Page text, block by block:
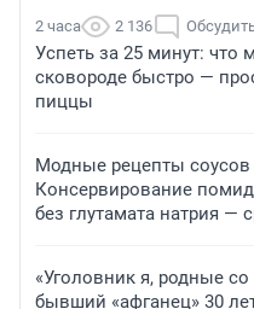
2 часа 2 136
Успеть за 25 минут: что
сковороде быстро —
пиццы
Модные рецепты
Консервирование
без глутамата натрия —
«Уголовник я, родные
бывший «афганец» 30